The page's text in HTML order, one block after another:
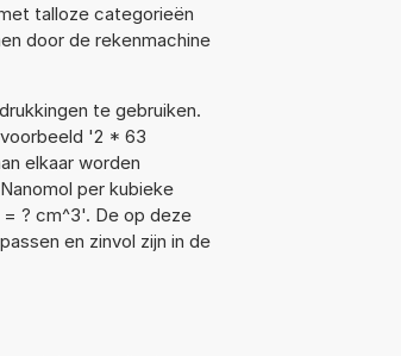
talloze categorieën
door de rekenmachine
te gebruiken.
'2 * 63
elkaar worden
per kubieke
? cm^3'. De op deze
en zinvol zijn in de